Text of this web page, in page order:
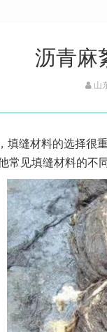
沥青麻
山
填缝材料的选择很
常见填缝材料的不同